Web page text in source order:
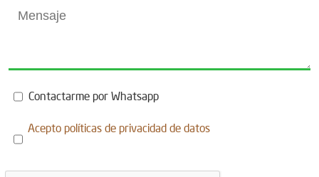
Contactarme por Whatsapp
Acepto políticas de privacidad de datos